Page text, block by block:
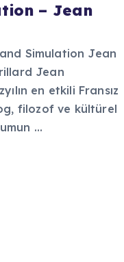
– Jean
Simulation Jean
Jean
en etkili Fransız
filozof ve kültürel
...